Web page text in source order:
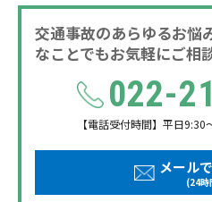
交通事故のあらゆるお悩
なことでもお気軽にご相
022-
【電話受付時間】平日9:30
メール
(24時